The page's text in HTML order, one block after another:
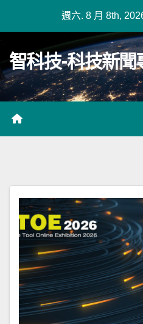
週六. 8 月 8th,
智科技-科技新聞